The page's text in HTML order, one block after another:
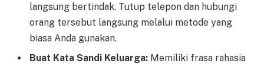
langsung bertindak. Tutup telepon dan hubungi
orang tersebut langsung melalui metode yang
biasa Anda gunakan.
Buat Kata Sandi Keluarga: Memiliki frasa rahasia